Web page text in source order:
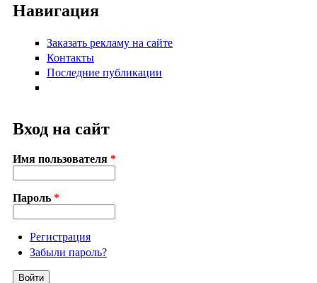
Навигация
Заказать рекламу на сайте
Контакты
Последние публикации
Вход на сайт
Имя пользователя *
Пароль *
Регистрация
Забыли пароль?